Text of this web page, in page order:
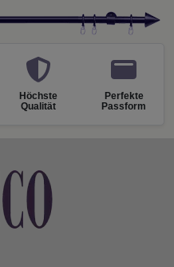
Höchste
Qualität
Perfekte
Passform